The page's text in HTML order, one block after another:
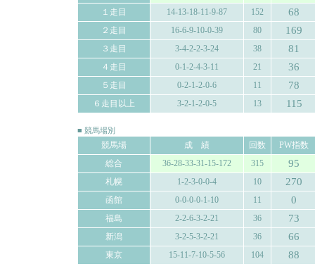
１走目 14-13-18-11-9-87 152 68
２走目 16-6-9-10-0-39 80 169
３走目 3-4-2-2-3-24 38 81
４走目 0-1-2-4-3-11 21 36
５走目 0-2-1-2-0-6 11 78
６走目以上 3-2-1-2-0-5 13 115
■ 競馬場別
競馬場 成 績 回数
PW指数
総合
36-28-33-31-15-172 315 95
札幌 1-2-3-0-0-4 10 270
函館 0-0-0-0-1-10 11 0
福島 2-2-6-3-2-21 36 73
新潟 3-2-5-3-2-21 36 66
東京 15-11-7-10-5-56 104 88